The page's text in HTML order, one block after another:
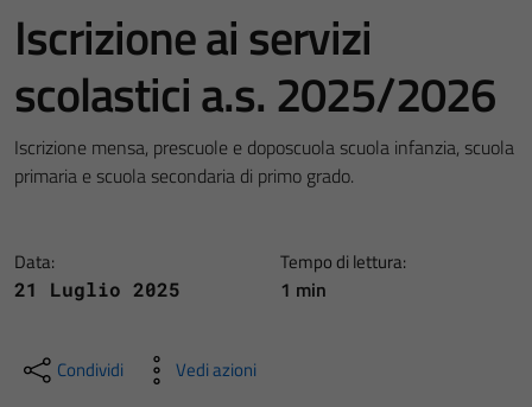
Iscrizione ai servizi
scolastici a.s. 2025/2026
Iscrizione mensa, prescuole e doposcuola scuola infanzia, scuola
primaria e scuola secondaria di primo grado.
Data:
21 Luglio 2025
Tempo di lettura:
1 min
Condividi Vedi azioni